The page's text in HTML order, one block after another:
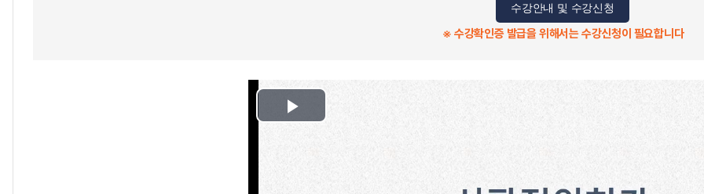
수강안내 및 수강신청
※ 수강확인증 발급을 위해서는 수강신청이 필요합니다
Play
Video